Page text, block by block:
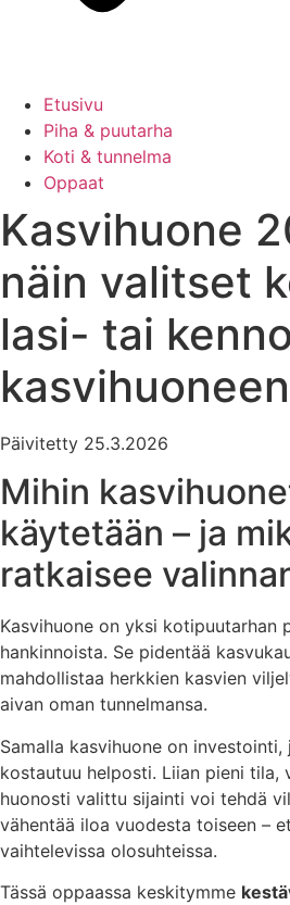
Etusivu
Piha & puutarha
Koti & tunnelma
Oppaat
Kasvihuone
näin valitset
lasi- tai
Päivitetty 25.3.2026
Mihin
käytetään – ja
ratkaisee
Kasvihuone on yksi kotipuutarhan
hankinnoista. Se pidentää
mahdollistaa herkkien kasvien
aivan oman tunnelmansa.
Samalla kasvihuone on
kostautuu helposti. Liian pieni tila,
huonosti valittu sijainti voi tehdä
vähentää iloa vuodesta toiseen –
vaihtelevissa olosuhteissa.
Tässä oppaassa keskitymme